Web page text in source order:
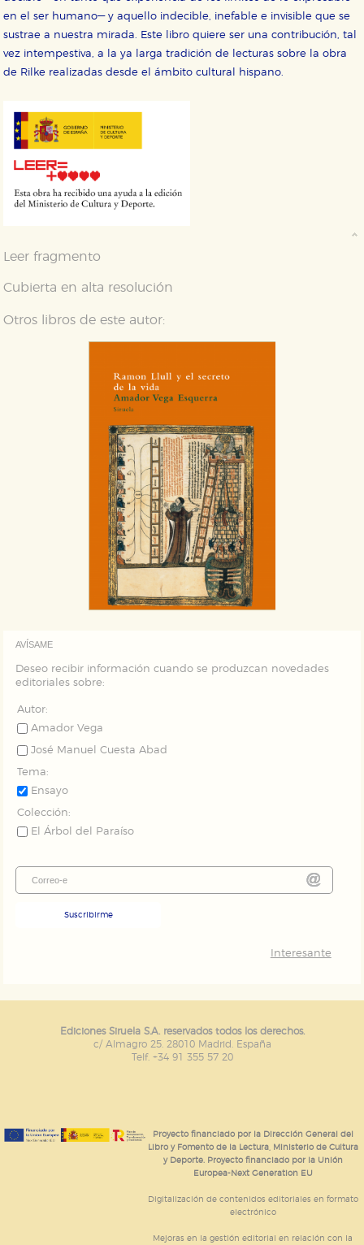
en el ser humano— y aquello indecible, inefable e invisible que se
sustrae a nuestra mirada. Este libro quiere ser una contribución, tal
vez intempestiva, a la ya larga tradición de lecturas sobre la obra
de Rilke realizadas desde el ámbito cultural hispano.
Leer fragmento
Cubierta en alta resolución
Otros libros de este autor:
AVÍSAME
Deseo recibir información cuando se produzcan novedades
editoriales sobre:
Autor:
Amador Vega
José Manuel Cuesta Abad
Tema:
Ensayo
Colección:
El Árbol del Paraíso
Suscribirme
Interesante
Ediciones Siruela S.A. reservados todos los derechos.
c/ Almagro 25. 28010 Madrid. España
Telf. +34 91 355 57 20
Proyecto financiado por la Dirección General del
Libro y Fomento de la Lectura, Ministerio de Cultura
y Deporte. Proyecto financiado por la Unión
Europea-Next Generation EU
Digitalización de contenidos editoriales en formato
electrónico
Mejoras en la gestión editorial en relación con la
Estas cookies son necesarias para que nuestro sitio
áreas de nuestra web dejen de funcionar
correctamente.
Cookies de rendimiento y analíticas
de navegación y optimizar el funcionamiento de
servicios para que no tenga que reconfigurarlos cada
Cookies de publicidad y redes sociales
Estas cookies son gestionadas por nuestros socios
relevante para sus intereses en otros sitios. No
almacenan directamente información personal sino
que se basan en la identificación única de su
navegador y dispositivo de internet.
GUARDAR CONFIGURACIÓN
Puede consultar nuestra política de cookies